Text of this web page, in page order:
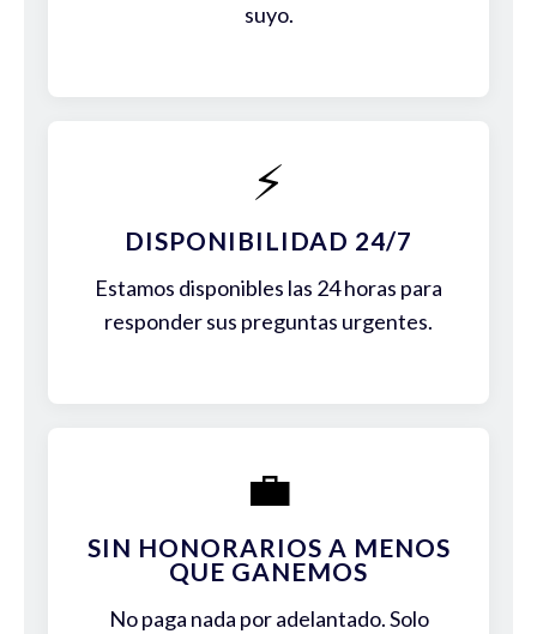
suyo.
⚡
DISPONIBILIDAD 24/7
Estamos disponibles las 24 horas para
responder sus preguntas urgentes.
💼
SIN HONORARIOS A MENOS
QUE GANEMOS
No paga nada por adelantado. Solo